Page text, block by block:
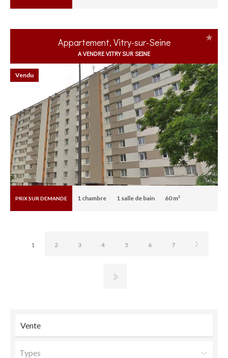
Appartement, Vitry-sur-Seine
A VENDRE VITRY SUR SEINE
PRIX SUR DEMANDE 1 chambre 1 salle de bain 60 m²
Vendu
1 2 3 4 5 6 7
Types